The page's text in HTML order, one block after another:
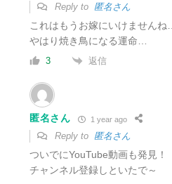
Reply to 匿名さん
これはもうお嫁にいけませんね…
やはり焼き鳥になる運命…
3 返信
匿名さん 1 year ago
Reply to 匿名さん
ついでにYouTube動画も発見！
チャンネル登録しといたで～